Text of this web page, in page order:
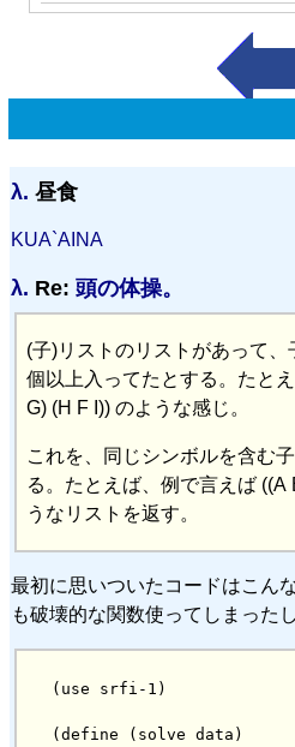
λ. 昼食
KUA`AINA
λ. Re: 頭の体操。
(子)リストのリストがあって
個以上入ってたとする。たと
G) (H F I)) のような感じ。
これを、同じシンボルを含む
る。たとえば、例で言えば ((A
うなリストを返す。
最初に思いついたコードはこん
も破壊的な関数使ってしまったし
(use srfi-1)
(define (solve data)